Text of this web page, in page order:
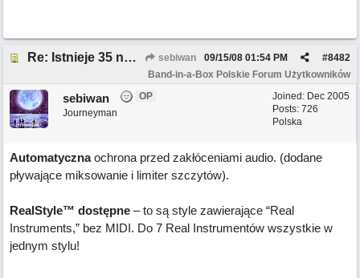
Re: Istnieje 35 nowych funkcji w BB 2008.5 sebiwan #8482
09/15/08 01:54 PM
Band-in-a-Box Polskie Forum Użytkowników
Joined: Dec 2005
Posts: 726
Polska
sebiwan
OP
Journeyman
Automatycznaochrona przed zakłóceniami audio. (dodane
pływające miksowanie i limiter szczytów).
RealStyle™ dostępne – to są style zawierające “Real
Instruments,” bez MIDI. Do 7 Real Instrumentów wszystkie w
jednym stylu!